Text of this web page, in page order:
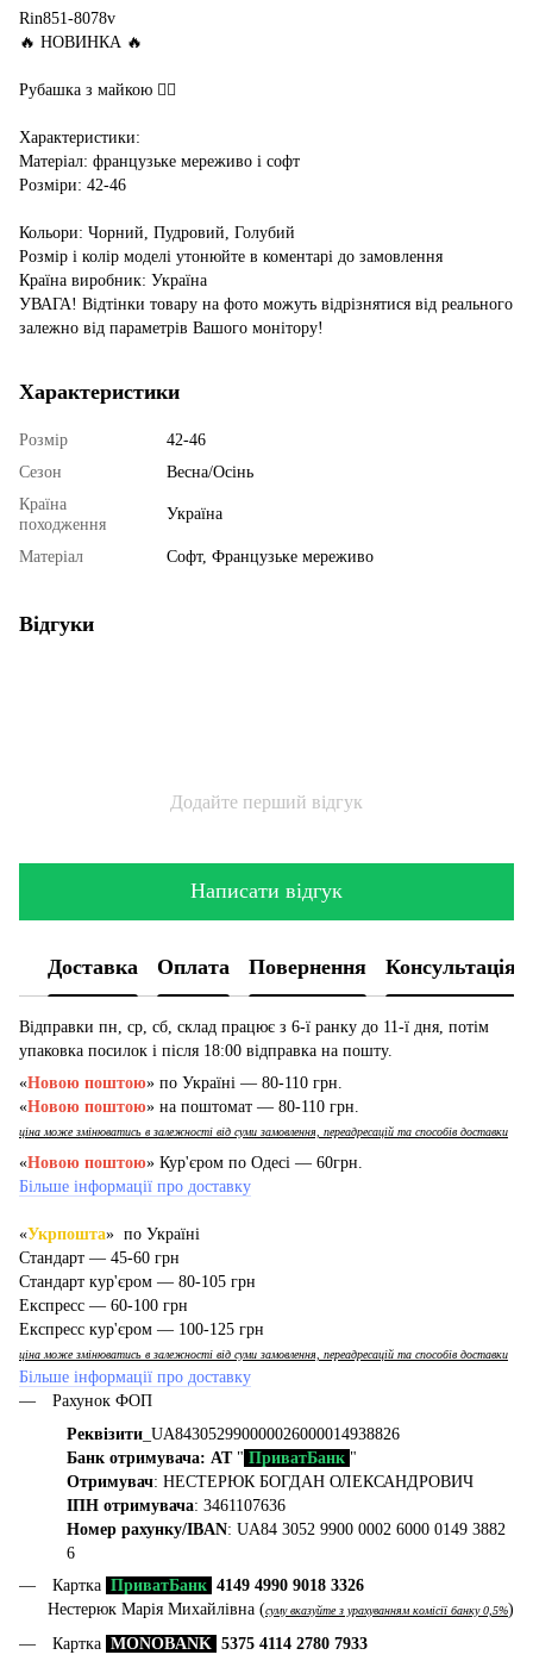
Rin851-8078v
🔥 НОВИНКА 🔥
Рубашка з майкою ❤️‍🔥
Характеристики:
Матеріал: французьке мереживо і софт
Розміри: 42-46
Кольори: Чорний, Пудровий, Голубий
Розмір і колір моделі утонюйте в коментарі до замовлення
Країна виробник: Україна
УВАГА! Відтінки товару на фото можуть відрізнятися від реального
залежно від параметрів Вашого монітору!
Характеристики
Розмір
42-46
Сезон
Весна/Осінь
Країна
походження
Україна
Матеріал Софт, Французьке мереживо
Відгуки
Додайте перший відгук
Написати відгук
Доставка Оплата Повернення Консультація
Відправки пн, ср, сб, склад працює з 6-ї ранку до 11-ї дня, потім
упаковка посилок і після 18:00 відправка на пошту.
«Новою поштою» по Україні — 80-110 грн.
«Новою поштою» на поштомат — 80-110 грн.
ціна може змінюватись в залежності від суми замовлення, переадресацій та способів доставки
«Новою поштою» Кур'єром по Одесі — 60грн.
Більше інформації про доставку
«Укрпошта» по Україні
Стандарт — 45-60 грн
Стандарт кур'єром — 80-105 грн
Експресс — 60-100 грн
Експресс кур'єром — 100-125 грн
ціна може змінюватись в залежності від суми замовлення, переадресацій та способів доставки
Більше інформації про доставку
Рахунок ФОП
Реквізити _UA843052990000026000014938826
Банк отримувача: АТ" ПриватБанк "
Отримувач: НЕСТЕРЮК БОГДАН ОЛЕКСАНДРОВИЧ
ІПН отримувача: 3461107636
Номер рахунку/IBAN: UA84 3052 9900 0002 6000 0149 3882
6
Картка ПриватБанк 4149 4990 9018 3326
Нестерюк Марія Михайлівна (суму вказуйте з урахуванням комісії банку 0,5%)
Картка MONOBANK 5375 4114 2780 7933